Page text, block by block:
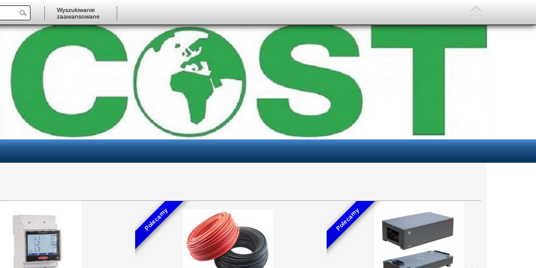
Wyszukiwanie
zaawansowane